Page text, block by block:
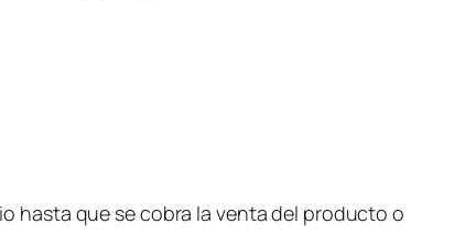
hasta que se cobra la venta del producto o